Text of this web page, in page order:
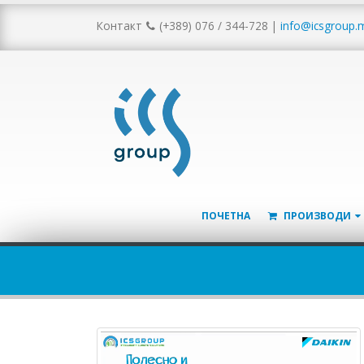
Контакт (+389) 076 / 344-728 |
ПОЧЕТНА ПРОИЗВОДИ